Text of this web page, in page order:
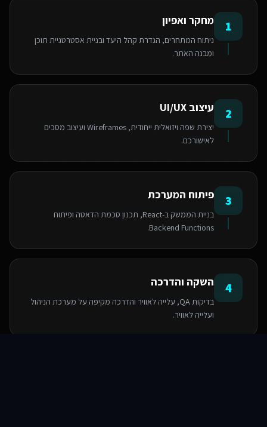
1 מחקר ואפיון
ניתוח המתחרים, הגדרת קהל היעד ובניית אסטרטגיית תוכן
ומבנה האתר.
2 עיצוב UI/UX
יצירת שפה ויזואלית ייחודית, Wireframes ועיצוב מסכים
לאישורכם.
3 פיתוח המערכת
בניית הממשק ב-React, תכנון סכמת הדאטה ופיתוח
Backend Functions.
4 השקה והדרכה
בדיקות QA, עלייה לאוויר והדרכה מקיפה על מערכת הניהול
ועלייה לאוויר.